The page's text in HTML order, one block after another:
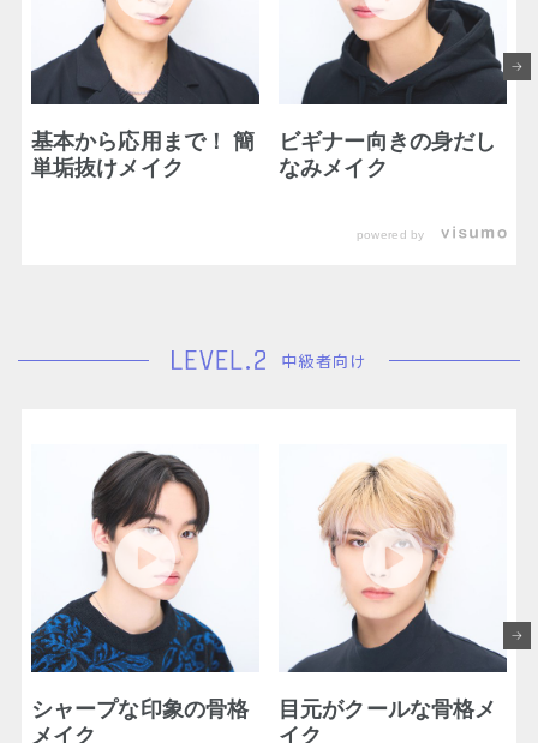
基本から応用まで！ 簡
単垢抜けメイク
ビギナー向きの身だし
なみメイク
powered by
中級者向け
シャープな印象の骨格
メイク
目元がクールな骨格メ
イク